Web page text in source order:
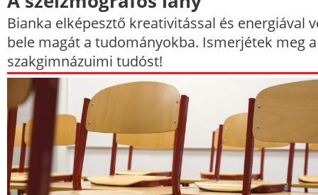
Bianka elképesztő kreativitással és energiával
bele magát a tudományokba. Ismerjétek meg a
szakgimnázuimi tudóst!